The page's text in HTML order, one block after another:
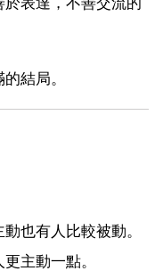
結局。
也有人比較被動。
主動一點。